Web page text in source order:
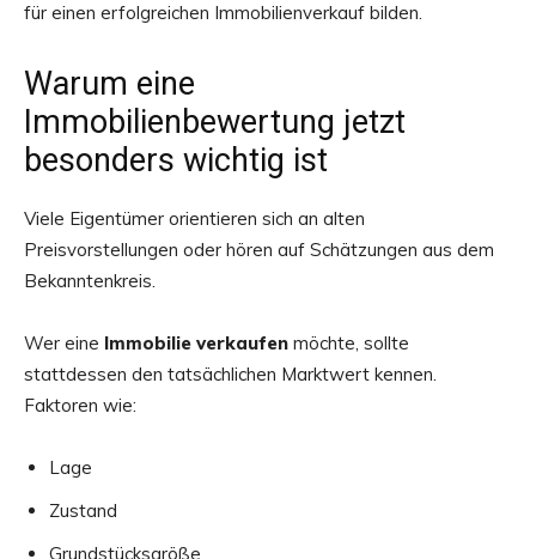
für einen erfolgreichen Immobilienverkauf bilden.
Warum eine
Immobilienbewertung jetzt
besonders wichtig ist
Viele Eigentümer orientieren sich an alten
Preisvorstellungen oder hören auf Schätzungen aus dem
Bekanntenkreis.
Wer eine Immobilie verkaufen möchte, sollte
stattdessen den tatsächlichen Marktwert kennen.
Faktoren wie:
Lage
Zustand
Grundstücksgröße